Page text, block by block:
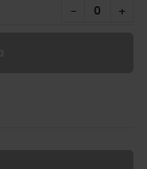
− +